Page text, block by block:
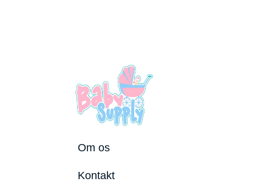
Om os
KontaktBedste puslepude 2026 Bedste